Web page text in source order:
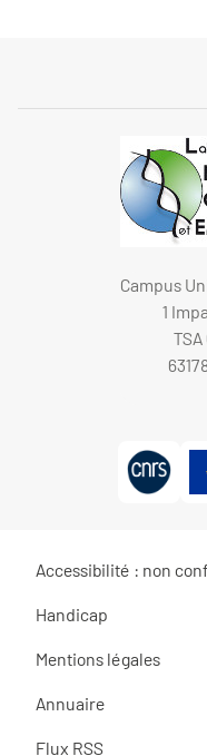
Campus
1
Accessibilité : non
Handicap
Mentions légales
Annuaire
Flux RSS